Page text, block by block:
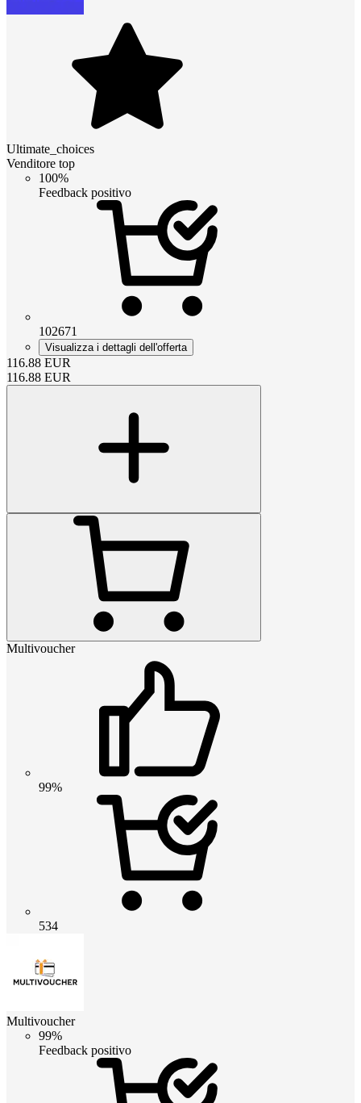
Ultimate_choices
Venditore top
100%
Feedback positivo
102671
Visualizza i dettagli dell'offerta
116.88 EUR
116.88 EUR
Multivoucher
99%
534
Multivoucher
99%
Feedback positivo